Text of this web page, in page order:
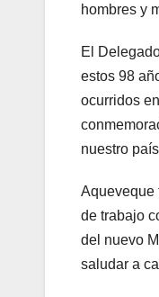
hombres y
El
estos 98
ocurridos
nuestro
Aqueveque
de trabajo
del nuevo
saludar a